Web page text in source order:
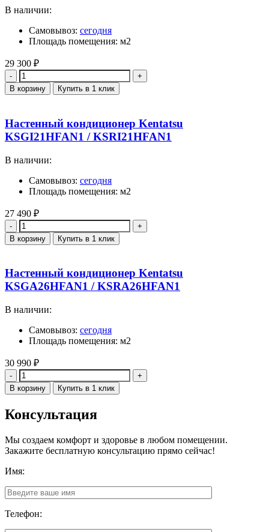
В наличии:
Самовывоз: сегодня
Площадь помещения: м2
29 300 ₽
Количество
В корзину Купить в 1 клик
Настенный кондиционер Kentatsu
KSGI21HFAN1 / KSRI21HFAN1
В наличии:
Самовывоз: сегодня
Площадь помещения: м2
27 490 ₽
Количество
В корзину Купить в 1 клик
Настенный кондиционер Kentatsu
KSGA26HFAN1 / KSRA26HFAN1
В наличии:
Самовывоз: сегодня
Площадь помещения: м2
30 990 ₽
Количество
В корзину Купить в 1 клик
Консультация
Мы создаем комфорт и здоровье в любом помещении.
Закажите бесплатную консультацию прямо сейчас!
Имя:
Телефон: